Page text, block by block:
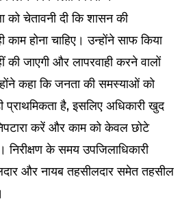
को चेतावनी दी कि शासन की
होना चाहिए। उन्होंने साफ किया
की जाएगी और लापरवाही करने वालों
कहा कि जनता की समस्याओं को
है, इसलिए अधिकारी खुद
करें और काम को केवल छोटे
निरीक्षण के समय उपजिलाधिकारी
और नायब तहसीलदार समेत तहसील